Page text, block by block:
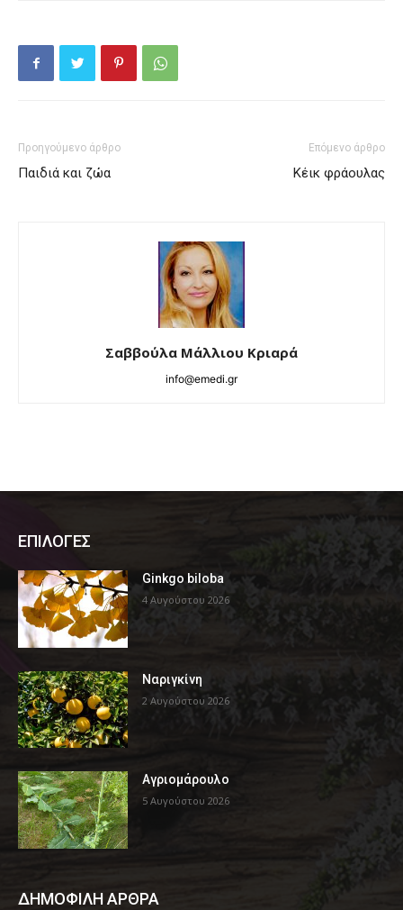
Προηγούμενο άρθρο
Παιδιά και ζώα
Επόμενο άρθρο
Κέικ φράουλας
Σαββούλα Μάλλιου Κριαρά
info@emedi.gr
ΕΠΙΛΟΓΕΣ
Ginkgo biloba
4 Αυγούστου 2026
Ναριγκίνη
2 Αυγούστου 2026
Αγριομάρουλο
5 Αυγούστου 2026
ΔΗΜΟΦΙΛΗ ΑΡΘΡΑ